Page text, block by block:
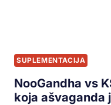
SUPLEMENTACIJA
NooGandha vs
koja ašvaganda